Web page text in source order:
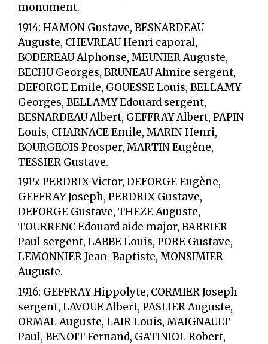
monument.
1914: HAMON Gustave, BESNARDEAU
Auguste, CHEVREAU Henri caporal,
BODEREAU Alphonse, MEUNIER Auguste,
BECHU Georges, BRUNEAU Almire sergent,
DEFORGE Emile, GOUESSE Louis, BELLAMY
Georges, BELLAMY Edouard sergent,
BESNARDEAU Albert, GEFFRAY Albert, PAPIN
Louis, CHARNACE Emile, MARIN Henri,
BOURGEOIS Prosper, MARTIN Eugène,
TESSIER Gustave.
1915: PERDRIX Victor, DEFORGE Eugène,
GEFFRAY Joseph, PERDRIX Gustave,
DEFORGE Gustave, THEZE Auguste,
TOURRENC Edouard aide major, BARRIER
Paul sergent, LABBE Louis, PORE Gustave,
LEMONNIER Jean-Baptiste, MONSIMIER
Auguste.
1916: GEFFRAY Hippolyte, CORMIER Joseph
sergent, LAVOUE Albert, PASLIER Auguste,
ORMAL Auguste, LAIR Louis, MAIGNAULT
Paul, BENOIT Fernand, GATINIOL Robert,